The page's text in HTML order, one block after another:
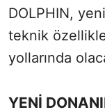
DOLPHIN,
teknik
yollarında
YENİ